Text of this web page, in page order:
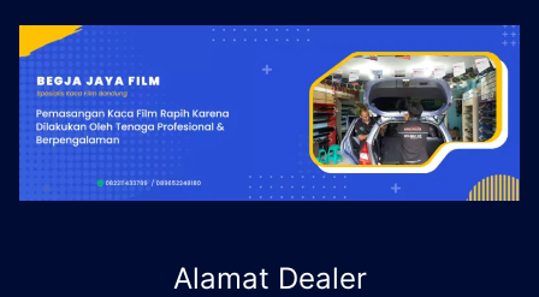
Alamat Dealer